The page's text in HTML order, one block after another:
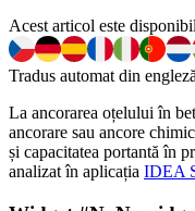
Acest articol este
Tradus automat din
La ancorarea oțelului în
ancorare sau ancore
și capacitatea portantă în
analizat în aplicația IDEA